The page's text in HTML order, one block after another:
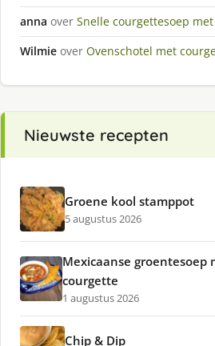
anna over Snelle courgettesoep
Wilmie over Ovenschotel met
Nieuwste recepten
Groene kool stamppot
5 augustus 2026
Mexicaanse groentesoep
courgette
1 augustus 2026
Chip & Dip